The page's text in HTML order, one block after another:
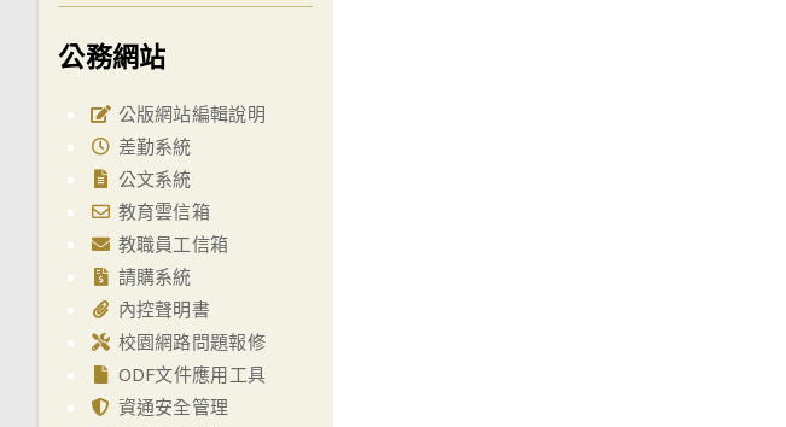
公務網站
公版網站編輯說明
差勤系統
公文系統
教育雲信箱
教職員工信箱
請購系統
內控聲明書
校園網路問題報修
ODF文件應用工具
資通安全管理